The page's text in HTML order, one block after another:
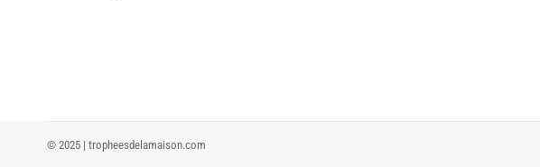
© 2025 | tropheesdelamaison.com